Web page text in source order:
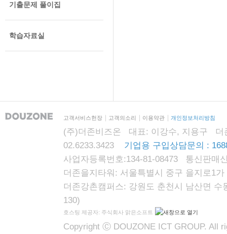
기출문제 풀이집
학습자료실
고객서비스헌장 고객의소리 이용약관 개인정보처리방침
(주)더존비즈온 대표: 이강수, 지용구 더
02.6233.3423 기업용 구입상담문의 :
사업자등록번호:134-81-08473 통신판매
더존을지타워: 서울특별시 중구 을지로1
더존강촌캠퍼스: 강원도 춘천시 남산면
130)
호스팅 제공자: 주식회사 맑은소프트
Copyright Ⓒ DOUZONE ICT GROUP. All